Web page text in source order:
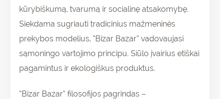
kūrybiškumą, tvarumą ir socialinę atsakomybę.
Siekdama sugriauti tradicinius mažmeninės
prekybos modelius, “Bizar Bazar” vadovaujasi
sąmoningo vartojimo principu. Siūlo įvairius etiškai
pagamintus ir ekologiškus produktus.
“Bizar Bazar” filosofijos pagrindas –